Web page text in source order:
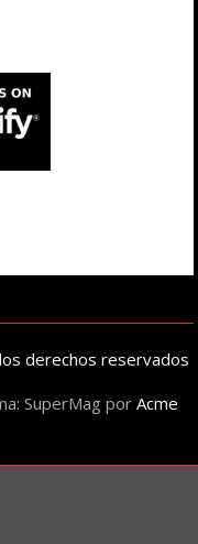
derechos reservados
SuperMag porAcme